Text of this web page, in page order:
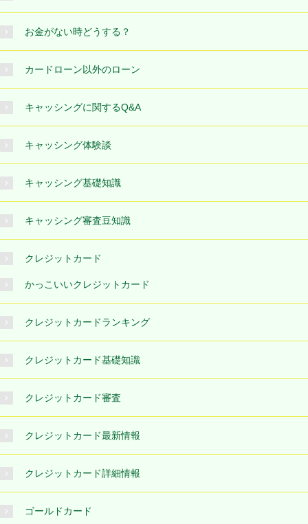
お金がない時どうする？
カードローン以外のローン
キャッシングに関するQ&A
キャッシング体験談
キャッシング基礎知識
キャッシング審査豆知識
クレジットカード
かっこいいクレジットカード
クレジットカードランキング
クレジットカード基礎知識
クレジットカード審査
クレジットカード最新情報
クレジットカード詳細情報
ゴールドカード